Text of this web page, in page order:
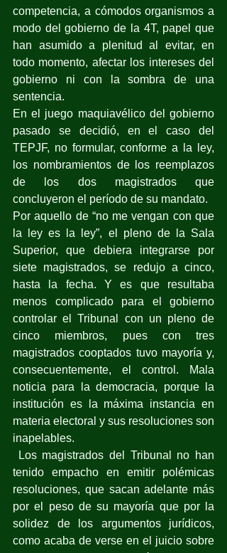
competencia, a cómodos organismos a
modo del gobierno de la 4T, papel que
han asumido a plenitud al evitar, en
todo momento, afectar los intereses del
gobierno ni con la sombra de una
sentencia.
En el juego maquiavélico del gobierno
pasado se decidió, en el caso del
TEPJF, no formular, conforme a la ley,
los nombramientos de los reemplazos
de los dos magistrados que
concluyeron el período de su mandato.
Por aquello de “no me vengan con que
la ley es la ley”, el pleno de la Sala
Superior, que debiera integrarse por
siete magistrados, se redujo a cinco,
hasta la fecha. Y es que resultaba
menos complicado para el gobierno
controlar el Tribunal con un pleno de
cinco miembros, pues con tres
magistrados cooptados tuvo mayoría y,
consecuentemente, el control. Mala
noticia para la democracia, porque la
institución es la máxima instancia en
materia electoral y sus resoluciones son
inapelables.
Los magistrados del Tribunal no han
tenido empacho en emitir polémicas
resoluciones, que sacan adelante más
por el peso de su mayoría que por la
solidez de los argumentos jurídicos,
como acaba de verse en el juicio sobre